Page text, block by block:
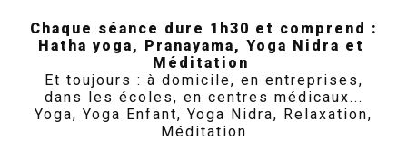
Chaque séance dure 1h30 et comprend :
Hatha yoga, Pranayama, Yoga Nidra et
Méditation
Et toujours : à domicile, en entreprises,
dans les écoles, en centres médicaux...
Yoga, Yoga Enfant, Yoga Nidra, Relaxation,
Méditation
Adresse
106B rue de la Rivière, 33290 Blanquefort